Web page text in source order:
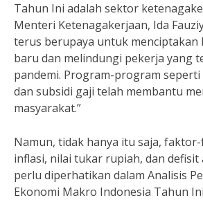
Tahun Ini adalah sektor
Menteri Ketenagakerjaan, Ida
terus berupaya untuk menciptakan
baru dan melindungi pekerja yang
pandemi. Program-program
dan subsidi gaji telah membantu
masyarakat.”
Namun, tidak hanya itu saja,
inflasi, nilai tukar rupiah, dan
perlu diperhatikan dalam Analisis
Ekonomi Makro Indonesia Tahun